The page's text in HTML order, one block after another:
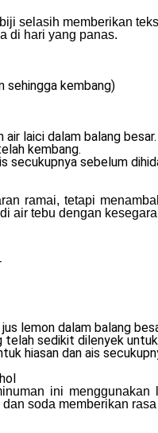
selasih memberikan
di hari yang panas.
sehingga kembang)
air laici dalam balang besar.
kembang.
secukupnya sebelum
ramai, tetapi
air tebu dengan
lemon dalam balang
telah sedikit dilenyek
hiasan dan ais
ini
soda memberikan